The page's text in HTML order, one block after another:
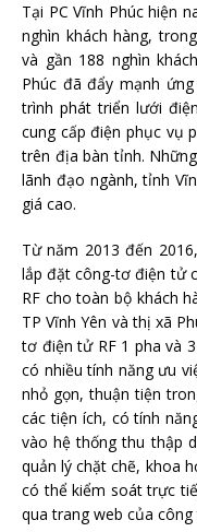
Tại PC Vĩnh Phúc hiện
nghìn khách hàng,
và gần 188 nghìn
Phúc đã đẩy mạnh
trình phát triển lưới
cung cấp điện phục vụ
trên địa bàn tỉnh.
lãnh đạo ngành, tỉnh
giá cao.
Từ năm 2013 đến
lắp đặt công-tơ điện tử
RF cho toàn bộ khách
TP Vĩnh Yên và thị xã
tơ điện tử RF 1 pha và
có nhiều tính năng ưu
nhỏ gọn, thuận tiện
các tiện ích, có tính
vào hệ thống thu thập
quản lý chặt chẽ, khoa
có thể kiểm soát trực
qua trang web của công